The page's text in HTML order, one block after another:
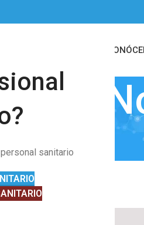
sanitario
biopsia cerebral